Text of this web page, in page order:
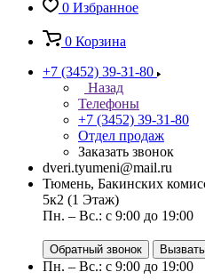
0 Избранное
0 Корзина
+7 (3452) 39-31-80
Назад
Телефоны
+7 (3452) 39-31-80
Отдел продаж
Заказать звонок
dveri.tyumeni@mail.ru
Тюмень, Бакинских
5к2 (1 Этаж)
Пн. – Вс.: с 9:00 до 19:00
Обратный звонок
Пн. – Вс.: с 9:00 до 19:00